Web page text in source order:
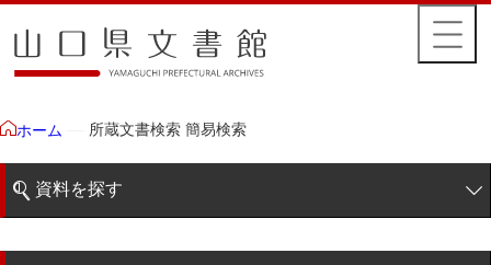
ホーム 所蔵文書検索 簡易検索
資料を探す